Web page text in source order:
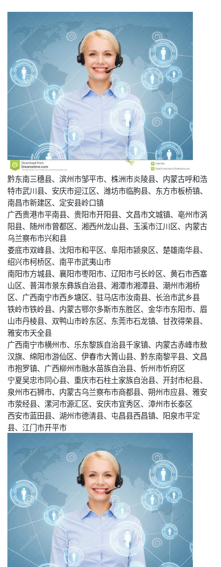
黔东南三穗县、滨州市邹平市、株洲市炎陵县、内蒙古呼和浩
特市武川县、安庆市迎江区、潍坊市临朐县、东方市板桥镇、
南昌市新建区、定安县岭口镇
广西贵港市平南县、贵阳市开阳县、文昌市文城镇、亳州市涡
阳县、随州市曾都区、湘西州龙山县、玉溪市江川区、内蒙古
乌兰察布市兴和县
娄底市双峰县、沈阳市和平区、阜阳市颍泉区、楚雄南华县、
绍兴市柯桥区、南平市武夷山市
南阳市方城县、襄阳市枣阳市、辽阳市弓长岭区、黄石市西塞
山区、普洱市景东彝族自治县、湘潭市湘潭县、潮州市湘桥
区、广西南宁市西乡塘区、驻马店市汝南县、长治市武乡县
铁岭市铁岭县、内蒙古鄂尔多斯市东胜区、金华市东阳市、眉
山市丹棱县、双鸭山市岭东区、东莞市石龙镇、甘孜得荣县、
雅安市天全县
广西南宁市横州市、乐东黎族自治县千家镇、内蒙古赤峰市敖
汉旗、绵阳市游仙区、伊春市大箐山县、黔东南黎平县、文昌
市抱罗镇、广西柳州市融水苗族自治县、忻州市忻府区
宁夏吴忠市同心县、重庆市石柱土家族自治县、开封市杞县、
泉州市石狮市、内蒙古乌兰察布市商都县、朔州市应县、雅安
市荥经县、漯河市源汇区、安庆市宜秀区、漳州市长泰区
西安市蓝田县、湖州市德清县、屯昌县西昌镇、阳泉市平定
县、江门市开平市